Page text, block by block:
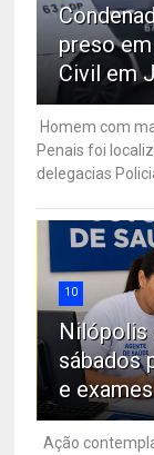
preso
Civil em
Homem com
Penais foi
delegacias
10
Nilópolis
sábados
e exames
Ação